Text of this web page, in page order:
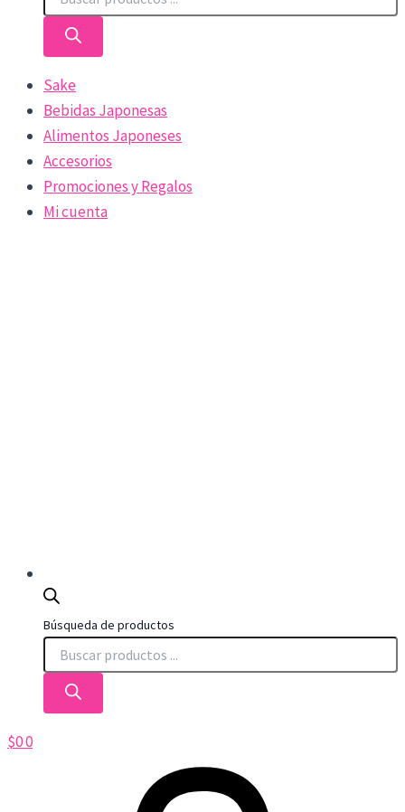
Sake
Bebidas Japonesas
Alimentos Japoneses
Accesorios
Promociones y Regalos
Mi cuenta
Búsqueda de productos
$00